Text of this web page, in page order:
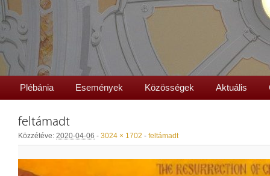
Plébánia Események Közösségek Aktuális
feltámadt
Közzétéve: 2020-04-06 - 3024 × 1702 - feltámadt